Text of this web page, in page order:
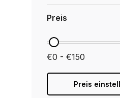
Preis
€0 - €150
Preis